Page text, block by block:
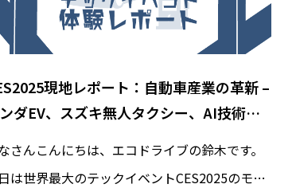
オーシャンサイド
ップス
【サンディエゴ観光】バルボ
博物館・日本庭園・モデルコ
2026.07.12
現地レポート：自動車産業の革新 –
ダEV、スズキ無人タクシー、AI技術の
さんこんにちは、エコドライブの鈴木です。
は世界最大のテックイベントCES2025のモビ